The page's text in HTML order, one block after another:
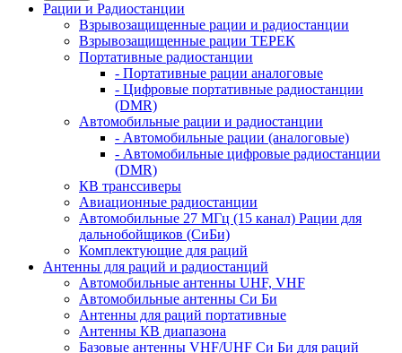
Рации и Радиостанции
Взрывозащищенные рации и радиостанции
Взрывозащищенные рации ТЕРЕК
Портативные радиостанции
- Портативные рации аналоговые
- Цифровые портативные радиостанции
(DMR)
Автомобильные рации и радиостанции
- Автомобильные рации (аналоговые)
- Автомобильные цифровые радиостанции
(DMR)
КВ транссиверы
Авиационные радиостанции
Автомобильные 27 МГц (15 канал) Рации для
дальнобойщиков (СиБи)
Комплектующие для раций
Антенны для раций и радиостанций
Автомобильные антенны UHF, VHF
Автомобильные антенны Си Би
Антенны для раций портативные
Антенны КВ диапазона
Базовые антенны VHF/UHF Си Би для раций